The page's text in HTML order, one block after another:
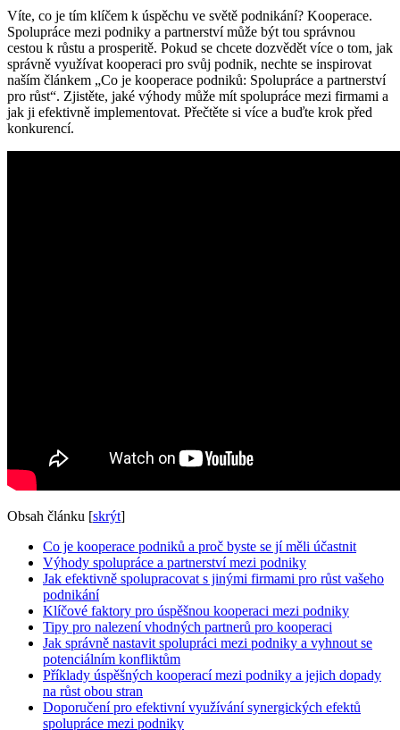
Víte, co je tím klíčem k úspěchu ve světě podnikání? Kooperace.
Spolupráce mezi podniky a partnerství může být tou správnou
cestou k růstu a prosperitě. Pokud se chcete dozvědět více o tom, jak
správně využívat kooperaci pro svůj podnik, nechte se inspirovat
naším článkem „Co je kooperace podniků: Spolupráce a partnerství
pro růst“. Zjistěte, jaké výhody může mít spolupráce mezi firmami a
jak ji efektivně implementovat. Přečtěte si více a buďte krok před
konkurencí.
Obsah článku [skrýt]
Co je kooperace podniků a proč byste se jí měli účastnit
Výhody spolupráce a partnerství mezi podniky
Jak efektivně spolupracovat s jinými firmami pro růst vašeho
podnikání
Klíčové faktory pro úspěšnou kooperaci mezi podniky
Tipy pro nalezení vhodných partnerů pro kooperaci
Jak správně nastavit spolupráci mezi podniky a vyhnout se
potenciálním konfliktům
Příklady úspěšných kooperací mezi podniky a jejich dopady
na růst obou stran
Doporučení pro efektivní využívání synergických efektů
spolupráce mezi podniky